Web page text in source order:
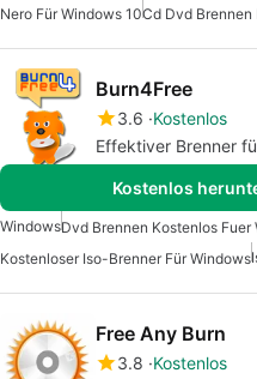
Nero Für Windows 10Cd Dvd Brennen
Burn4Free
3.6 Kostenlos
Effektiver Brenner
Kostenlos
WindowsDvd Brennen Kostenlos Fuer
Kostenloser Iso-Brenner Für Windows
Free Any Burn
3.8 Kostenlos